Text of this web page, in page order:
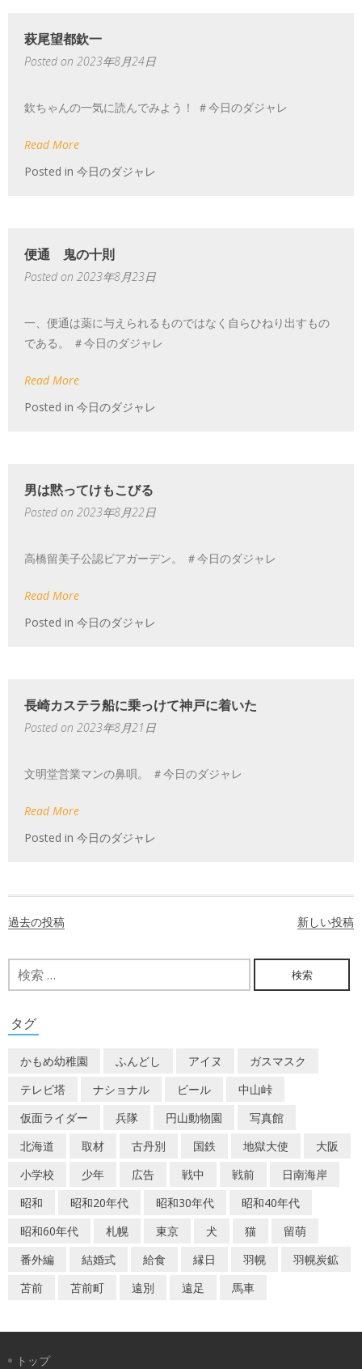
萩尾望都欽一
Posted on 2023年8月24日
欽ちゃんの一気に読んでみよう！ ＃今日のダジャレ
Read More
Posted in 今日のダジャレ
便通 鬼の十則
Posted on 2023年8月23日
一、便通は薬に与えられるものではなく自らひねり出すもの
である。 ＃今日のダジャレ
Read More
Posted in 今日のダジャレ
男は黙ってけもこびる
Posted on 2023年8月22日
高橋留美子公認ビアガーデン。 ＃今日のダジャレ
Read More
Posted in 今日のダジャレ
長崎カステラ船に乗っけて神戸に着いた
Posted on 2023年8月21日
文明堂営業マンの鼻唄。 ＃今日のダジャレ
Read More
Posted in 今日のダジャレ
ナ
ビ
ゲ
ー
シ
ョ
ン
過去の投稿 新しい投稿
検
索:
タグ
かもめ幼稚園 ふんどし アイヌ
ガスマスク
テレビ塔
ナショナル ビール
中山峠
仮面ライダー
兵隊 円山動物園
写真館
北海道
取材 古丹別 国鉄 地獄大使
大阪
小学校
少年 広告 戦中 戦前
日南海岸
昭和
昭和20年代 昭和30年代
昭和40年代
昭和60年代
札幌 東京 犬 猫
留萌
番外編
結婚式 給食 縁日 羽幌
羽幌炭鉱
苫前
苫前町 遠別 遠足 馬車
トップ